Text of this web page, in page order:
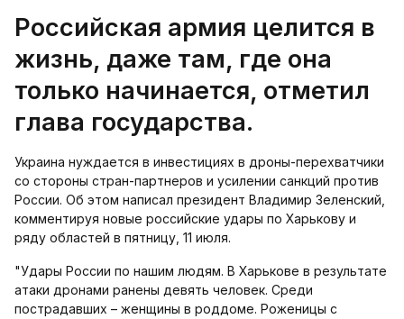
Российская армия целится в
жизнь, даже там, где она
только начинается, отметил
глава государства.
Украина нуждается в инвестициях в дроны-перехватчики
со стороны стран-партнеров и усилении санкций против
России. Об этом написал президент Владимир Зеленский,
комментируя новые российские удары по Харькову и
ряду областей в пятницу, 11 июля.
"Удары России по нашим людям. В Харькове в результате
атаки дронами ранены девять человек. Среди
пострадавших – женщины в роддоме. Роженицы с